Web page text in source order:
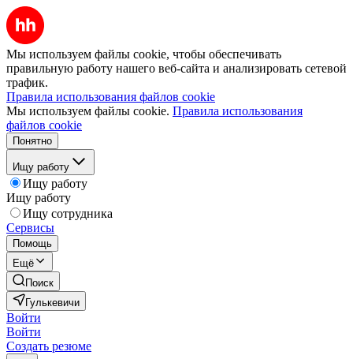
Мы используем файлы cookie, чтобы обеспечивать
правильную работу нашего веб-сайта и анализировать сетевой
трафик.
Правила использования файлов cookie
Мы используем файлы cookie. Правила использования
файлов cookie
Понятно
Ищу работу
Ищу работу
Ищу работу
Ищу сотрудника
Сервисы
Помощь
Ещё
Поиск
Гулькевичи
Войти
Войти
Создать резюме